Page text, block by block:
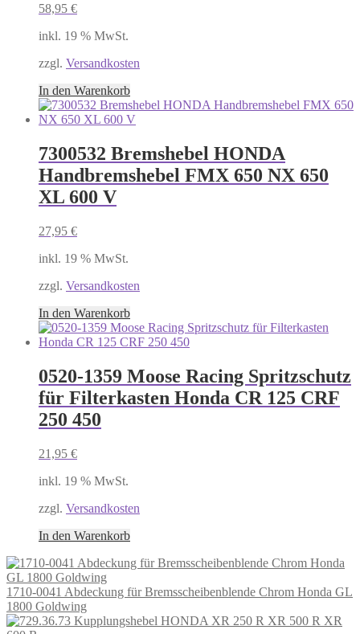
58,95 €
inkl. 19 % MwSt.
zzgl. Versandkosten
In den Warenkorb
7300532 Bremshebel HONDA
Handbremshebel FMX 650 NX 650
XL 600 V
27,95 €
inkl. 19 % MwSt.
zzgl. Versandkosten
In den Warenkorb
0520-1359 Moose Racing Spritzschutz
für Filterkasten Honda CR 125 CRF
250 450
21,95 €
inkl. 19 % MwSt.
zzgl. Versandkosten
In den Warenkorb
1710-0041 Abdeckung für Bremsscheibenblende Chrom Honda GL
1800 Goldwing